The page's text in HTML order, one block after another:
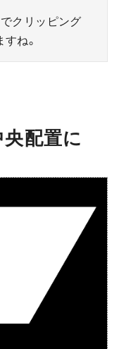
クリッピング
ね。
配置に